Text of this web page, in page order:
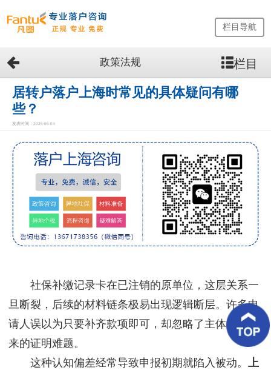
网
站
首
页
留
生
务
优
案
客
栏目导航
政策法规 栏目
居转户落户上海时常见的具体疑问有哪
些？
发表时间：2026-06-04
社保补缴记录卡在已注销的原单位，这层关系一
旦断裂，后续的材料链条极易出现逻辑断层。许多申
请人误以为只要补齐款项即可，却忽略了主体消失带
来的证明难题。
这种认知偏差经常导致申报初期就陷入被动。 上